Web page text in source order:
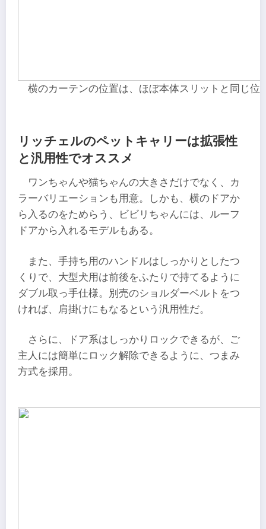
横のカーテンの位置は、ほぼ本体スリットと同じ位
リッチェルのペットキャリーは拡張性
と汎用性でオススメ
ワンちゃんや猫ちゃんの大きさだけでなく、カ
ラーバリエーションも用意。しかも、横のドアか
ら入るのをためらう、ビビリちゃんには、ルーフ
ドアから入れるモデルもある。
また、手持ち用のハンドルはしっかりとしたつ
くりで、大型犬用は前後をふたりで持てるように
ダブル取っ手仕様。別売のショルダーベルトをつ
ければ、肩掛けにもなるという汎用性だ。
さらに、ドア系はしっかりロックできるが、ご
主人には簡単にロック解除できるように、つまみ
方式を採用。